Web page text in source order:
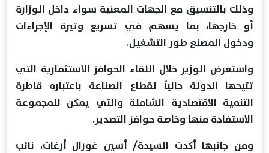
وذلك بالتنسيق مع الجهات المعنية سواء داخل الوزارة
أو خارجها، بما يسهم في تسريع وتيرة الإجراءات
ودخول المصنع طور التشغيل.
واستعرض الوزير خلال اللقاء الحوافز الاستثمارية التي
تتيحها الدولة حالياً لقطاع الصناعة باعتباره قاطرة
التنمية الاقتصادية الشاملة والتي يمكن للمجموعة
الاستفادة منها وخاصة حوافز التصدير.
ومن جانبها أكدت السيدة/ أسين غورال أرغات، نائب